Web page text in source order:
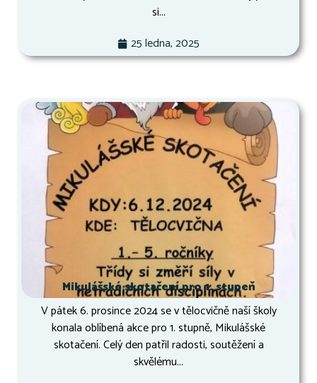
si...
25 ledna, 2025
Mikulášské skotačení pro 1. stupeň
V pátek 6. prosince 2024 se v tělocvičně naší školy
konala oblíbená akce pro 1. stupně, Mikulášské
skotačení. Celý den patřil radosti, soutěžení a
skvělému...